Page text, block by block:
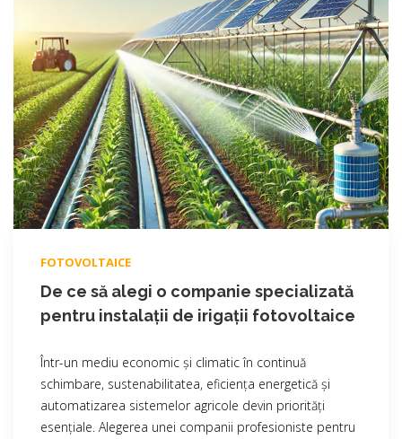
FOTOVOLTAICE
De ce să alegi o companie specializată
pentru instalații de irigații fotovoltaice
Într-un mediu economic și climatic în continuă
schimbare, sustenabilitatea, eficiența energetică și
automatizarea sistemelor agricole devin priorități
esențiale. Alegerea unei companii profesioniste pentru